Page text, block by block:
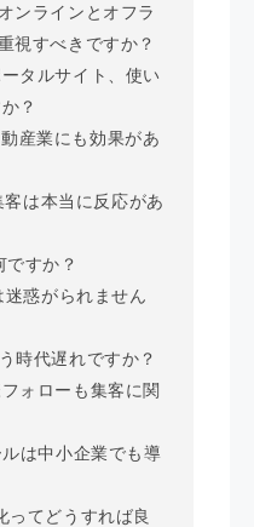
ンラインとオフラ
視すべきですか？
タルサイト、使い
？
産業にも効果があ
は本当に反応があ
ですか？
惑がられません
時代遅れですか？
ォローも集客に関
は中小企業でも導
ってどうすれば良